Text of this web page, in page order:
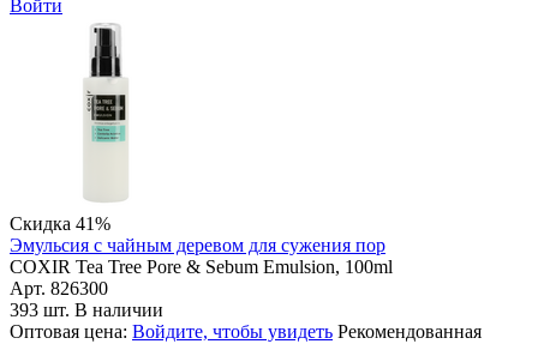
Войти
Скидка 41%
Эмульсия с чайным деревом для сужения пор
COXIR Tea Tree Pore & Sebum Emulsion, 100ml
Арт. 826300
393 шт. В наличии
Оптовая цена: Войдите, чтобы увидеть Рекомендованная